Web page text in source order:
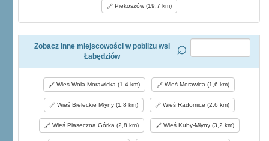
Piekoszów (19,7 km)
Zobacz inne miejscowości w pobliżu wsi
Łabędziów
Wieś Wola Morawicka (1,4 km) Wieś Morawica (1,6 km)
Wieś Bieleckie Młyny (1,8 km) Wieś Radomice (2,6 km)
Wieś Piaseczna Górka (2,8 km) Wieś Kuby-Młyny (3,2 km)